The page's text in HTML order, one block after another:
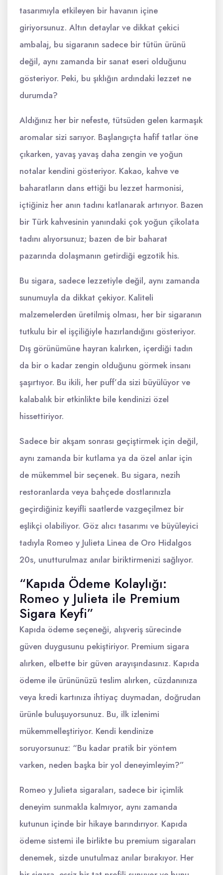
tasarımıyla etkileyen bir havanın içine
giriyorsunuz. Altın detaylar ve dikkat çekici
ambalaj, bu sigaranın sadece bir tütün ürünü
değil, aynı zamanda bir sanat eseri olduğunu
gösteriyor. Peki, bu şıklığın ardındaki lezzet ne
durumda?
Aldığınız her bir nefeste, tütsüden gelen karmaşık
aromalar sizi sarıyor. Başlangıçta hafif tatlar öne
çıkarken, yavaş yavaş daha zengin ve yoğun
notalar kendini gösteriyor. Kakao, kahve ve
baharatların dans ettiği bu lezzet harmonisi,
içtiğiniz her anın tadını katlanarak artırıyor. Bazen
bir Türk kahvesinin yanındaki çok yoğun çikolata
tadını alıyorsunuz; bazen de bir baharat
pazarında dolaşmanın getirdiği egzotik his.
Bu sigara, sadece lezzetiyle değil, aynı zamanda
sunumuyla da dikkat çekiyor. Kaliteli
malzemelerden üretilmiş olması, her bir sigaranın
tutkulu bir el işçiliğiyle hazırlandığını gösteriyor.
Dış görünümüne hayran kalırken, içerdiği tadın
da bir o kadar zengin olduğunu görmek insanı
şaşırtıyor. Bu ikili, her puff’da sizi büyülüyor ve
kalabalık bir etkinlikte bile kendinizi özel
hissettiriyor.
Sadece bir akşam sonrası geçiştirmek için değil,
aynı zamanda bir kutlama ya da özel anlar için
de mükemmel bir seçenek. Bu sigara, nezih
restoranlarda veya bahçede dostlarınızla
geçirdiğiniz keyifli saatlerde vazgeçilmez bir
eşlikçi olabiliyor. Göz alıcı tasarımı ve büyüleyici
tadıyla Romeo y Julieta Linea de Oro Hidalgos
20s, unutturulmaz anılar biriktirmenizi sağlıyor.
“Kapıda Ödeme Kolaylığı:
Romeo y Julieta ile Premium
Sigara Keyfi”
Kapıda ödeme seçeneği, alışveriş sürecinde
güven duygusunu pekiştiriyor. Premium sigara
alırken, elbette bir güven arayışındasınız. Kapıda
ödeme ile ürününüzü teslim alırken, cüzdanınıza
veya kredi kartınıza ihtiyaç duymadan, doğrudan
ürünle buluşuyorsunuz. Bu, ilk izlenimi
mükemmelleştiriyor. Kendi kendinize
soruyorsunuz: “Bu kadar pratik bir yöntem
varken, neden başka bir yol deneyimleyim?”
Romeo y Julieta sigaraları, sadece bir içimlik
deneyim sunmakla kalmıyor, aynı zamanda
kutunun içinde bir hikaye barındırıyor. Kapıda
ödeme sistemi ile birlikte bu premium sigaraları
denemek, sizde unutulmaz anılar bırakıyor. Her